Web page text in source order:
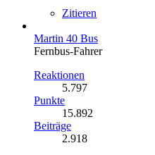
Zitieren
Martin 40 Bus
Fernbus-Fahrer
Reaktionen
5.797
Punkte
15.892
Beiträge
2.918